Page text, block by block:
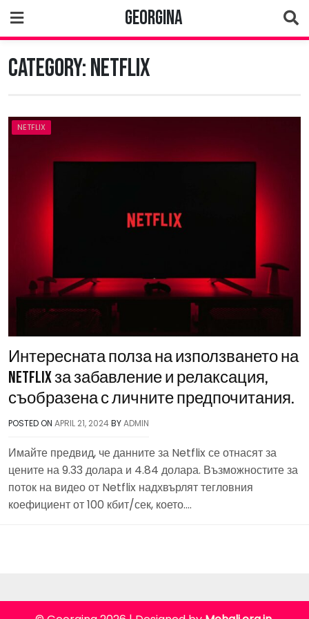
to
content
Georgina
Category:Netflix
NETFLIX
Интересната полза на използването на
Netflix за забавление и релаксация,
съобразена с личните предпочитания.
POSTED ON APRIL 21, 2024BYADMIN
Имайте предвид, че данните за Netflix се отнасят за
цените на 9.33 долара и 4.84 долара. Възможностите за
поток на видео от Netflix надхвърлят тегловния
коефициент от 100 кбит/сек, което….